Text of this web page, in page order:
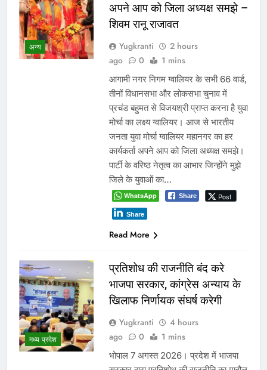
अन्य
अपने आप को जिला अध्यक्ष समझे –
शिवम रानू राजावत
Yugkranti
2 hours
ago
0 1 mins
आगामी नगर निगम ग्वालियर के सभी 66 वार्ड,
तीनों विधानसभा और लोकसभा चुनाव में
प्रचंड बहुमत से विजयश्री प्राप्त करना है युवा
मोर्चा का लक्ष्य ग्वालियर। आज से भारतीय
जनता युवा मोर्चा ग्वालियर महानगर का हर
कार्यकर्ता अपने आप को जिला अध्यक्ष समझे।
पार्टी के वरिष्ठ नेतृत्व का आभार जिन्होंने मुझे
जिले के युवाओं का…
WhatsApp Share Post
Share
Read More
मध्य प्रदेश
प्रतिशोध की राजनीति बंद करे
भाजपा सरकार, कांग्रेस अन्याय के
खिलाफ निर्णायक संघर्ष करेगी
Yugkranti
4 hours
ago
0 1 mins
भोपाल 7 अगस्त 2026। प्रदेश में भाजपा